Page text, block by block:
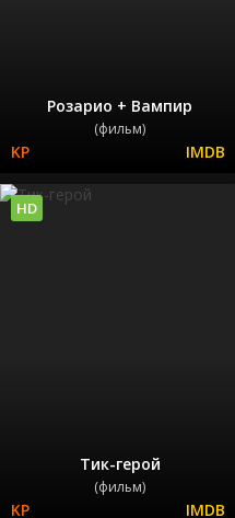
Розарио + Вампир
(фильм)
Тик-герой
(фильм)
HD